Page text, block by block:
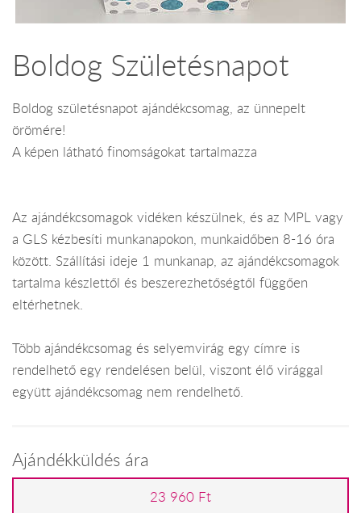
Boldog Születésnapot
Boldog születésnapot ajándékcsomag, az ünnepelt
örömére!
A képen látható finomságokat tartalmazza
Az ajándékcsomagok vidéken készülnek, és az MPL vagy
a GLS kézbesíti munkanapokon, munkaidőben 8-16 óra
között. Szállítási ideje 1 munkanap, az ajándékcsomagok
tartalma készlettől és beszerezhetőségtől függően
eltérhetnek.
Több ajándékcsomag és selyemvirág egy címre is
rendelhető egy rendelésen belül, viszont élő virággal
együtt ajándékcsomag nem rendelhető.
Ajándékküldés ára
23 960 Ft